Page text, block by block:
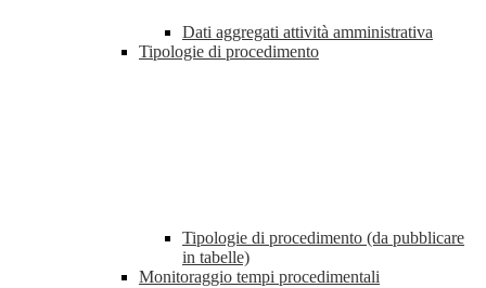
Dati aggregati attività amministrativa
Tipologie di procedimento
Tipologie di procedimento (da pubblicare
in tabelle)
Monitoraggio tempi procedimentali